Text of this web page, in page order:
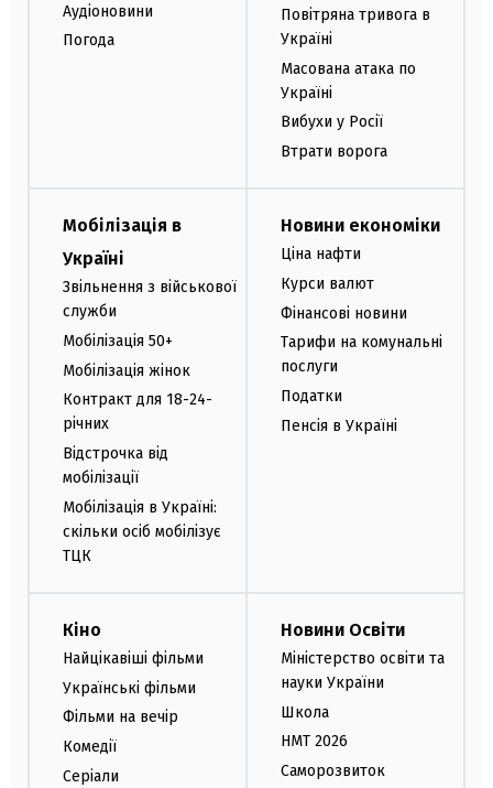
Аудіоновини
Погода
Повітряна тривога в
Україні
Масована атака по
Україні
Вибухи у Росії
Втрати ворога
Мобілізація в
Україні
Звільнення з військової
служби
Мобілізація 50+
Мобілізація жінок
Контракт для 18-24-
річних
Відстрочка від
мобілізації
Мобілізація в Україні:
скільки осіб мобілізує
ТЦК
Новини економіки
Ціна нафти
Курси валют
Фінансові новини
Тарифи на комунальні
послуги
Податки
Пенсія в Україні
Кіно
Найцікавіші фільми
Українські фільми
Фільми на вечір
Комедії
Серіали
Новини Освіти
Міністерство освіти та
науки України
Школа
НМТ 2026
Саморозвиток